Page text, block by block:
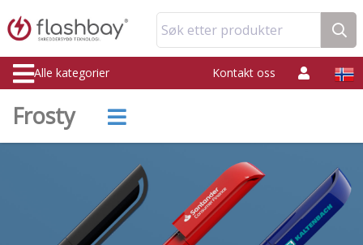
Søk etter produkter
Alle kategorier Kontakt oss
Frosty